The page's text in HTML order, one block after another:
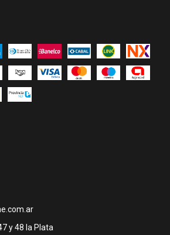
y 48 la Plata